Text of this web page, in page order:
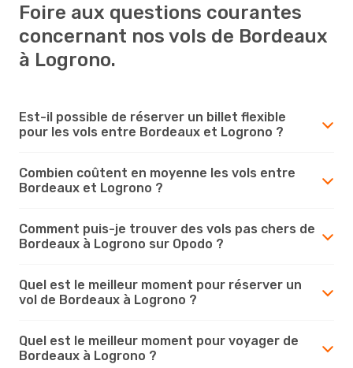
Foire aux questions courantes
concernant nos vols de Bordeaux
à Logrono.
Est-il possible de réserver un billet flexible
pour les vols entre Bordeaux et Logrono ?
Combien coûtent en moyenne les vols entre
Bordeaux et Logrono ?
Comment puis-je trouver des vols pas chers de
Bordeaux à Logrono sur Opodo ?
Quel est le meilleur moment pour réserver un
vol de Bordeaux à Logrono ?
Quel est le meilleur moment pour voyager de
Bordeaux à Logrono ?